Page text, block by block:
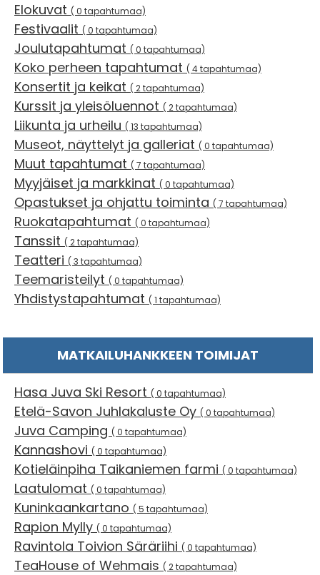
Elokuvat ( 0 tapahtumaa)
Festivaalit ( 0 tapahtumaa)
Joulutapahtumat ( 0 tapahtumaa)
Koko perheen tapahtumat ( 4 tapahtumaa)
Konsertit ja keikat ( 2 tapahtumaa)
Kurssit ja yleisöluennot ( 2 tapahtumaa)
Liikunta ja urheilu ( 13 tapahtumaa)
Museot, näyttelyt ja galleriat ( 0 tapahtumaa)
Muut tapahtumat ( 7 tapahtumaa)
Myyjäiset ja markkinat ( 0 tapahtumaa)
Opastukset ja ohjattu toiminta ( 7 tapahtumaa)
Ruokatapahtumat ( 0 tapahtumaa)
Tanssit ( 2 tapahtumaa)
Teatteri ( 3 tapahtumaa)
Teemaristeilyt ( 0 tapahtumaa)
Yhdistystapahtumat ( 1 tapahtumaa)
MATKAILUHANKKEEN TOIMIJAT
Hasa Juva Ski Resort ( 0 tapahtumaa)
Etelä-Savon Juhlakaluste Oy ( 0 tapahtumaa)
Juva Camping ( 0 tapahtumaa)
Kannashovi ( 0 tapahtumaa)
Kotieläinpiha Taikaniemen farmi ( 0 tapahtumaa)
Laatulomat ( 0 tapahtumaa)
Kuninkaankartano ( 5 tapahtumaa)
Rapion Mylly ( 0 tapahtumaa)
Ravintola Toivion Säräriihi ( 0 tapahtumaa)
TeaHouse of Wehmais ( 2 tapahtumaa)